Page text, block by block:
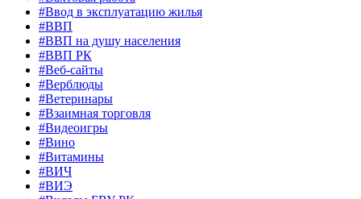
#Ввод в эксплуатацию жилья
#ВВП
#ВВП на душу населения
#ВВП РК
#Веб-сайты
#Верблюды
#Ветеринары
#Взаимная торговля
#Видеоигры
#Вино
#Витамины
#ВИЧ
#ВИЭ